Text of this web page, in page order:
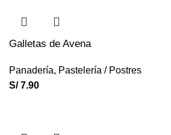
Galletas de Avena
Panadería, Pastelería / Postres
S/7.90